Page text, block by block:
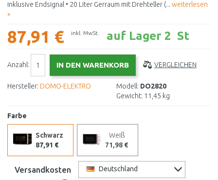
inklusive Endsignal • 20 Liter Gerraum mit Drehteller (... weiterlesen
»
87,91 € inkl. MwSt. auf Lager 2 St
Anzahl: VERGLEICHEN
Hersteller: DOMO-ELEKTRO Modell: DO2820
Gewicht: 11,45 kg
Farbe
Schwarz
87,91 €
Weiß
71,98 €
Versandkosten Deutschland